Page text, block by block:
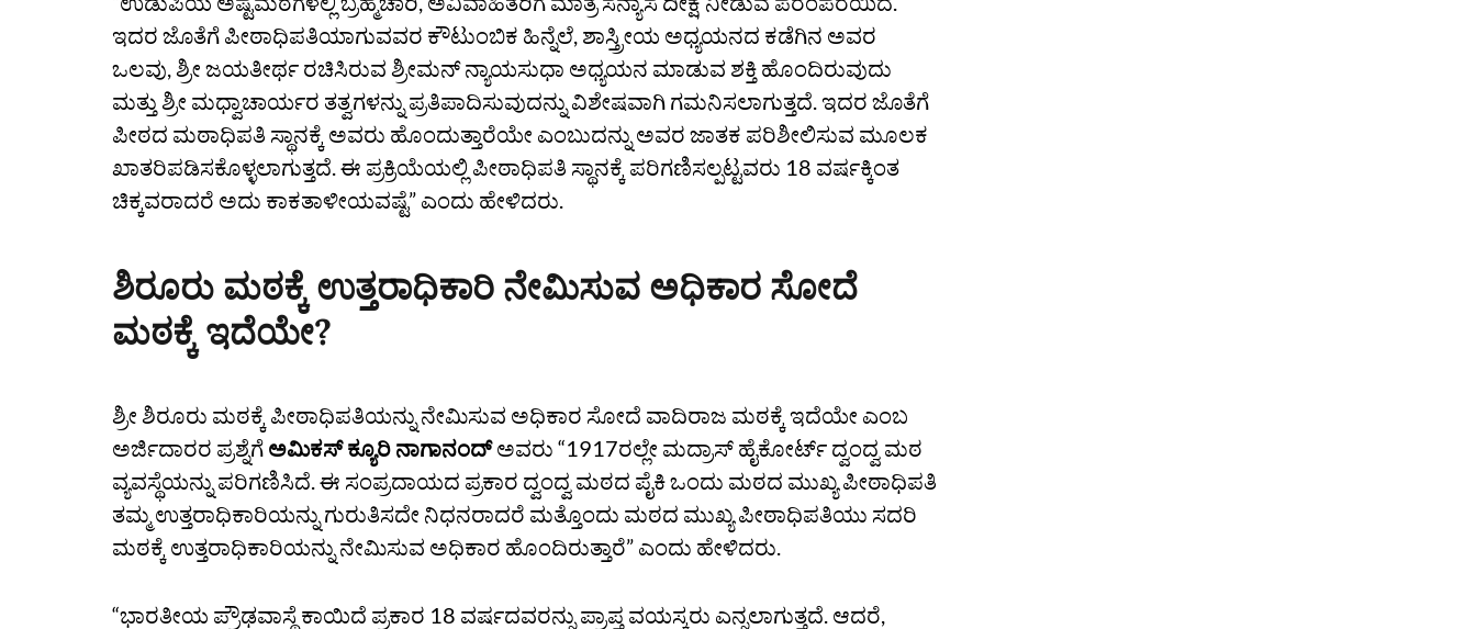
ಇದರ ಜೊತೆಗೆ ಪೀಠಾಧಿಪತಿಯಾಗುವವರ ಕೌಟುಂಬಿಕ ಹಿನ್ನೆಲೆ, ಶಾಸ್ತ್ರೀಯ ಅಧ್ಯಯನದ ಕಡೆಗಿನ ಅವರ
ಒಲವು, ಶ್ರೀ ಜಯತೀರ್ಥ ರಚಿಸಿರುವ ಶ್ರೀಮನ್‌ ನ್ಯಾಯಸುಧಾ ಅಧ್ಯಯನ ಮಾಡುವ ಶಕ್ತಿ ಹೊಂದಿರುವುದು
ಮತ್ತು ಶ್ರೀ ಮಧ್ವಾಚಾರ್ಯರ ತತ್ವಗಳನ್ನು ಪ್ರತಿಪಾದಿಸುವುದನ್ನು ವಿಶೇಷವಾಗಿ ಗಮನಿಸಲಾಗುತ್ತದೆ. ಇದರ ಜೊತೆಗೆ
ಪೀಠದ ಮಠಾಧಿಪತಿ ಸ್ಥಾನಕ್ಕೆ ಅವರು ಹೊಂದುತ್ತಾರೆಯೇ ಎಂಬುದನ್ನು ಅವರ ಜಾತಕ ಪರಿಶೀಲಿಸುವ ಮೂಲಕ
ಖಾತರಿಪಡಿಸಕೊಳ್ಳಲಾಗುತ್ತದೆ. ಈ ಪ್ರಕ್ರಿಯೆಯಲ್ಲಿ ಪೀಠಾಧಿಪತಿ ಸ್ಥಾನಕ್ಕೆ ಪರಿಗಣಿಸಲ್ಪಟ್ಟವರು 18 ವರ್ಷಕ್ಕಿಂತ
ಚಿಕ್ಕವರಾದರೆ ಅದು ಕಾಕತಾಳೀಯವಷ್ಟೆ” ಎಂದು ಹೇಳಿದರು.
ಶಿರೂರು ಮಠಕ್ಕೆ ಉತ್ತರಾಧಿಕಾರಿ ನೇಮಿಸುವ ಅಧಿಕಾರ ಸೋದೆ
ಮಠಕ್ಕೆ ಇದೆಯೇ?
ಶ್ರೀ ಶಿರೂರು ಮಠಕ್ಕೆ ಪೀಠಾಧಿಪತಿಯನ್ನು ನೇಮಿಸುವ ಅಧಿಕಾರ ಸೋದೆ ವಾದಿರಾಜ ಮಠಕ್ಕೆ ಇದೆಯೇ ಎಂಬ
ಅರ್ಜಿದಾರರ ಪ್ರಶ್ನೆಗೆ ಅಮಿಕಸ್‌ ಕ್ಯೂರಿ ನಾಗಾನಂದ್‌ಅವರು “1917ರಲ್ಲೇ ಮದ್ರಾಸ್‌ ಹೈಕೋರ್ಟ್‌ ದ್ವಂದ್ವ ಮಠ
ವ್ಯವಸ್ಥೆಯನ್ನು ಪರಿಗಣಿಸಿದೆ. ಈ ಸಂಪ್ರದಾಯದ ಪ್ರಕಾರ ದ್ವಂದ್ವ ಮಠದ ಪೈಕಿ ಒಂದು ಮಠದ ಮುಖ್ಯ ಪೀಠಾಧಿಪತಿ
ತಮ್ಮ ಉತ್ತರಾಧಿಕಾರಿಯನ್ನು ಗುರುತಿಸದೇ ನಿಧನರಾದರೆ ಮತ್ತೊಂದು ಮಠದ ಮುಖ್ಯ ಪೀಠಾಧಿಪತಿಯು ಸದರಿ
ಮಠಕ್ಕೆ ಉತ್ತರಾಧಿಕಾರಿಯನ್ನು ನೇಮಿಸುವ ಅಧಿಕಾರ ಹೊಂದಿರುತ್ತಾರೆ” ಎಂದು ಹೇಳಿದರು.
“ಭಾರತೀಯ ಪ್ರೌಢವಾಸ್ಥೆ ಕಾಯಿದೆ ಪ್ರಕಾರ 18 ವರ್ಷದವರನ್ನು ಪ್ರಾಪ್ತ ವಯಸ್ಕರು ಎನ್ನಲಾಗುತ್ತದೆ. ಆದರೆ,